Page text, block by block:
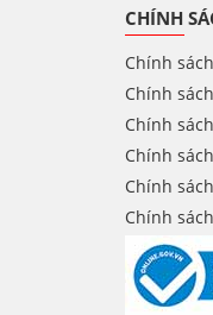
CHÍNH
Chính
Chính
Chính
Chính
Chính
Chính